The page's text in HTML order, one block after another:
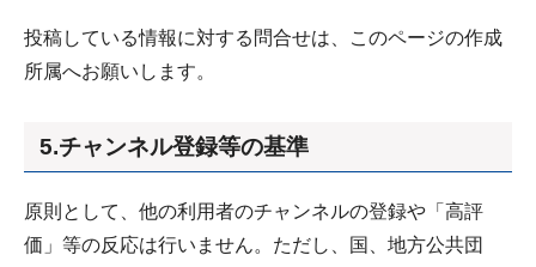
投稿している情報に対する問合せは、このページの作成
所属へお願いします。
5.チャンネル登録等の基準
原則として、他の利用者のチャンネルの登録や「高評
価」等の反応は行いません。ただし、国、地方公共団